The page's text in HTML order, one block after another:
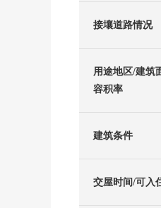
接壤道路情况
用途地区/建筑
容积率
建筑条件
交屋时间/可入